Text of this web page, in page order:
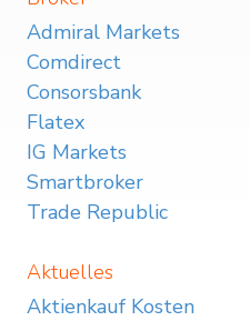
Admiral Markets
Comdirect
Consorsbank
Flatex
IG Markets
Smartbroker
Trade Republic
Aktuelles
Aktienkauf Kosten